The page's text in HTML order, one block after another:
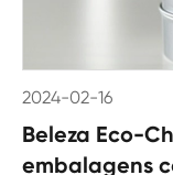
2024-02-16
Beleza Eco-
embalagens